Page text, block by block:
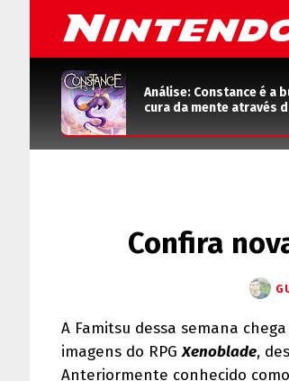
Análise: Constance é a
cura da mente através
Confira
A Famitsu dessa semana
imagens do RPGXenoblade,
Anteriormente conhecido